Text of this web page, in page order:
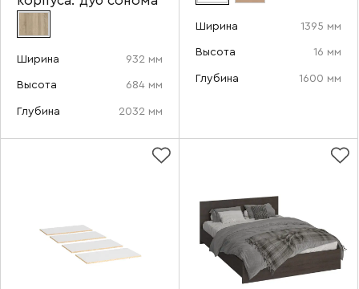
Ширина 932 мм
Высота 684 мм
Глубина 2032 мм
Ширина 1395 мм
Высота 16 мм
Глубина 1600 мм